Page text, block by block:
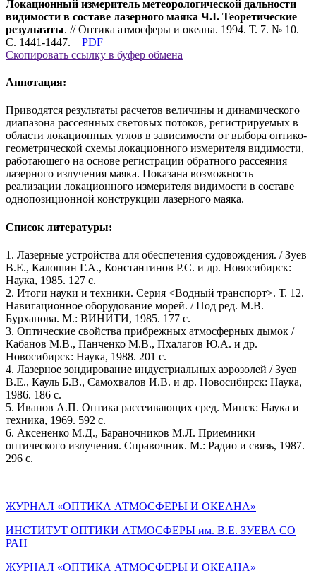
Локационный измеритель метеорологической дальности
видимости в составе лазерного маяка Ч.I. Теоретические
результаты. // Оптика атмосферы и океана. 1994. Т. 7. № 10.
С. 1441-1447.
PDF
Скопировать ссылку в буфер обмена
Аннотация:
Приводятся результаты расчетов величины и динамического
диапазона рассеянных световых потоков, регистрируемых в
области локационных углов в зависимости от выбора оптико-
геометрической схемы локационного измерителя видимости,
работающего на основе регистрации обратного рассеяния
лазерного излучения маяка. Показана возможность
реализации локационного измерителя видимости в составе
однопозиционной конструкции лазерного маяка.
Список литературы:
1. Лазерные устройства для обеспечения судовождения. / Зуев
В.Е., Калошин Г.А., Константинов Р.С. и др. Новосибирск:
Наука, 1985. 127 с.
2. Итоги науки и техники. Серия <Водный транспорт>. Т. 12.
Навигационное оборудование морей. / Под ред. М.В.
Бурханова. М.: ВИНИТИ, 1985. 177 с.
3. Оптические свойства прибрежных атмосферных дымок /
Кабанов М.В., Панченко М.В., Пхалагов Ю.А. и др.
Новосибирск: Наука, 1988. 201 с.
4. Лазерное зондирование индустриальных аэрозолей / Зуев
В.Е., Кауль Б.В., Самохвалов И.В. и др. Новосибирск: Наука,
1986. 186 с.
5. Иванов А.П. Оптика рассеивающих сред. Минск: Наука и
техника, 1969. 592 с.
6. Аксененко М.Д., Бараночников М.Л. Приемники
оптического излучения. Справочник. М.: Радио и связь, 1987.
296 с.
ЖУРНАЛ «ОПТИКА АТМОСФЕРЫ И ОКЕАНА»
ИНСТИТУТ ОПТИКИ АТМОСФЕРЫ им. В.Е. ЗУЕВА СО
РАН
ЖУРНАЛ «ОПТИКА АТМОСФЕРЫ И ОКЕАНА»